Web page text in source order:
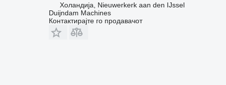
Холандија, Nieuwerkerk aan den IJssel
Duijndam Machines
Контактирајте го продавачот